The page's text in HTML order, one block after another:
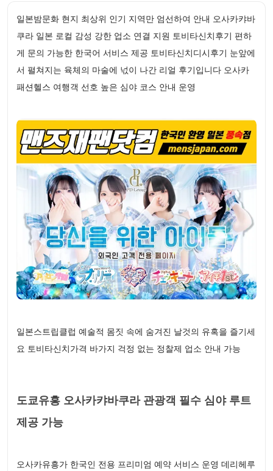
일본밤문화 현지 최상위 인기 지역만 엄선하여 안내 오사카캬바
쿠라 일본 로컬 감성 강한 업소 연결 지원 토비타신치후기 편하
게 문의 가능한 한국어 서비스 제공 토비타신치디시후기 눈앞에
서 펼쳐지는 육체의 마술에 넋이 나간 리얼 후기입니다 오사카
패션헬스 여행객 선호 높은 심야 코스 안내 운영
일본스트립클럽 예술적 몸짓 속에 숨겨진 날것의 유혹을 즐기세
요 토비타신치가격 바가지 걱정 없는 정찰제 업소 안내 가능
도쿄유흥 오사카캬바쿠라 관광객 필수 심야 루트
제공 가능
오사카유흥가 한국인 전용 프리미엄 예약 서비스 운영 데리헤루